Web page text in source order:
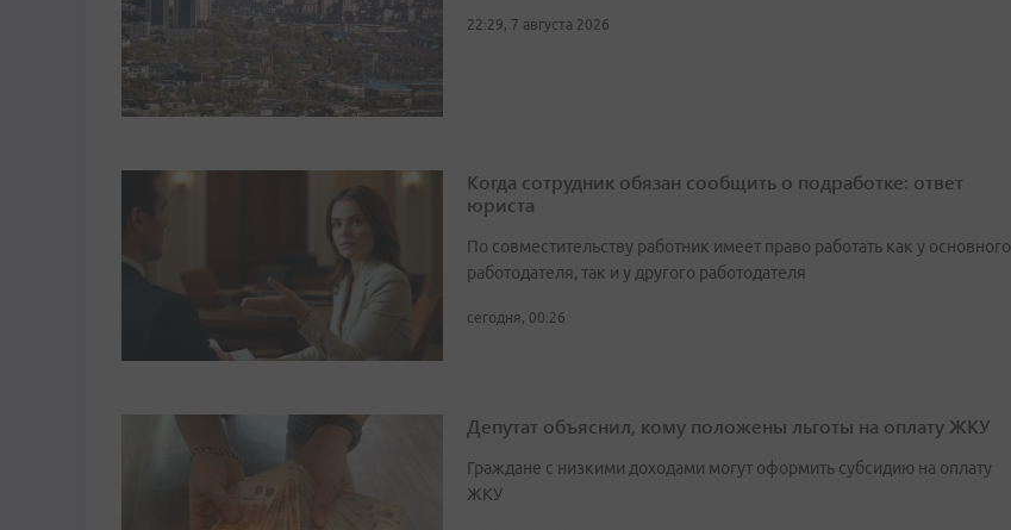
22:29, 7 августа 2026
Когда сотрудник обязан сообщить о подработке: ответ
юриста
По совместительству работник имеет право работать как у основного
работодателя, так и у другого работодателя
сегодня, 00:26
Депутат объяснил, кому положены льготы на оплату ЖКУ
Граждане с низкими доходами могут оформить субсидию на оплату
ЖКУ